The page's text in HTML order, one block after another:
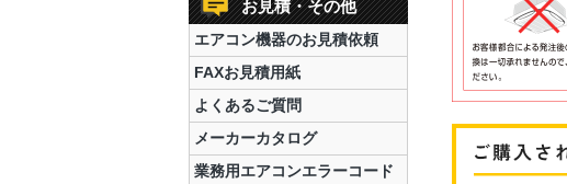
お見積・その他
エアコン機器のお見積依頼
FAXお見積用紙
よくあるご質問
メーカーカタログ
業務用エアコンエラーコード